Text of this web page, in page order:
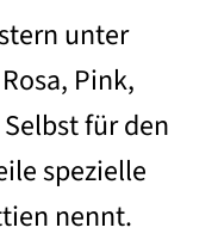
unter
Pink,
für den
spezielle
nennt.